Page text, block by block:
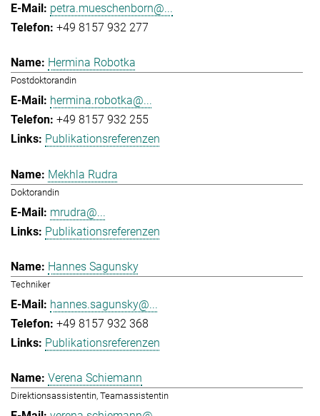
petra.mueschenborn@...
+49 8157 932 277
Hermina Robotka
Postdoktorandin
hermina.robotka@...
+49 8157 932 255
Publikationsreferenzen
Mekhla Rudra
Doktorandin
mrudra@...
Publikationsreferenzen
Hannes Sagunsky
Techniker
hannes.sagunsky@...
+49 8157 932 368
Publikationsreferenzen
Verena Schiemann
Direktionsassistentin, Teamassistentin